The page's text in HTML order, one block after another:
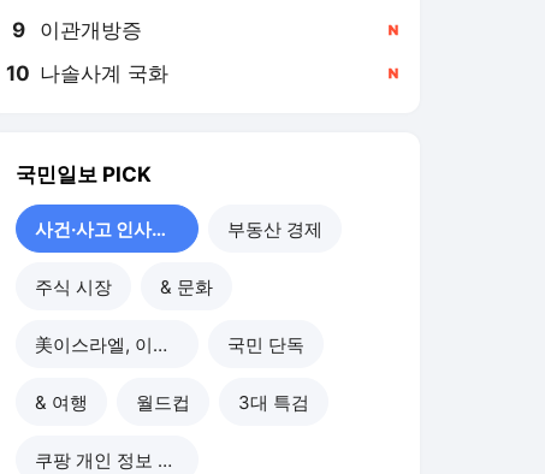
9 이관개방증
10 나솔사계 국화
국민일보 PICK
사건·사고 인사이드 부동산 경제
주식 시장 & 문화
美이스라엘, 이란 공습 국민 단독
& 여행 월드컵 3대 특검
쿠팡 개인 정보 유출